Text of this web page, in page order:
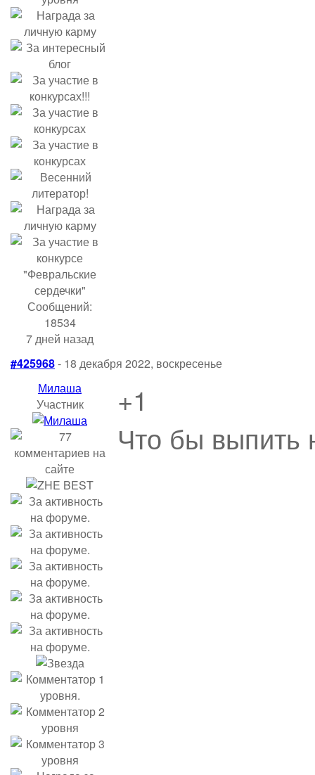
Сообщений:
18534
7 дней назад
#425968- 18 декабря 2022, воскресенье
Милаша
Участник
+1
Что бы выпить